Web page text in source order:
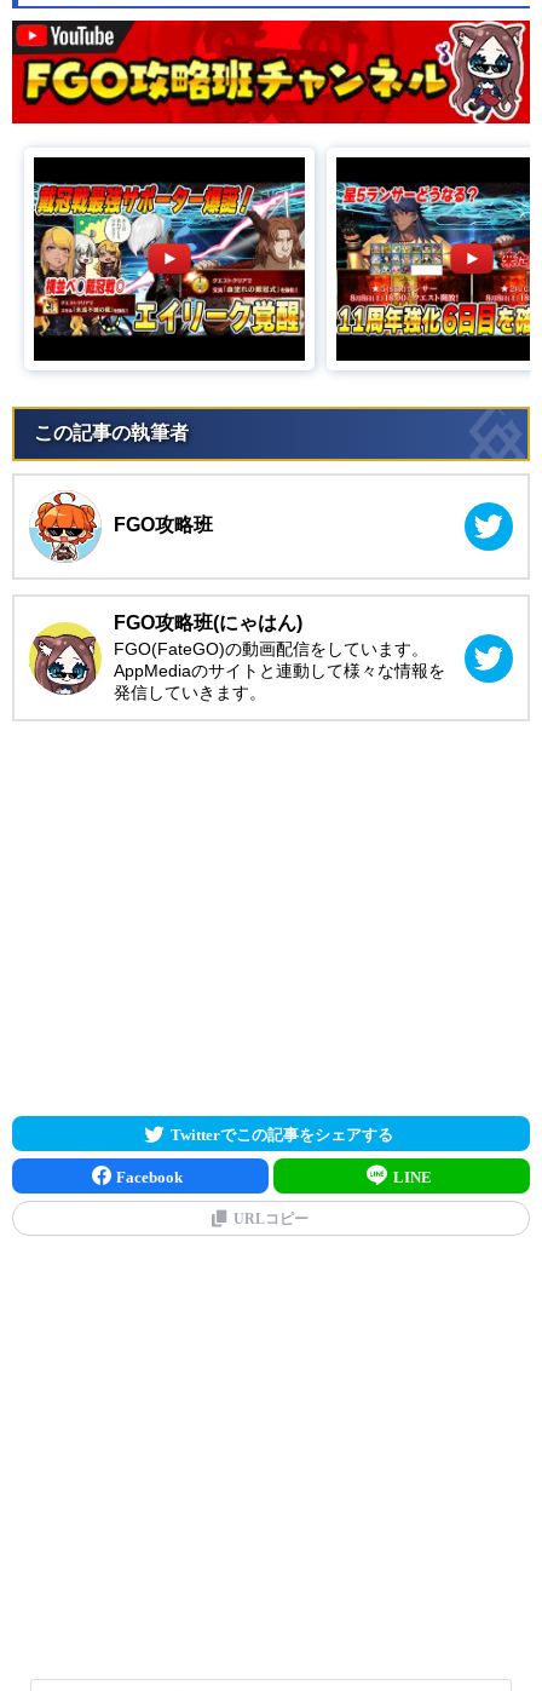
この記事の執筆者
FGO攻略班
FGO攻略班(にゃはん)
FGO(FateGO)の動画配信をしています。
AppMediaのサイトと連動して様々な情報を
発信していきます。
Twitterでこの記事をシェアする
Facebook LINE
URLコピー